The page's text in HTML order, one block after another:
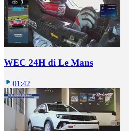
WEC 24H di Le Mans
01:42